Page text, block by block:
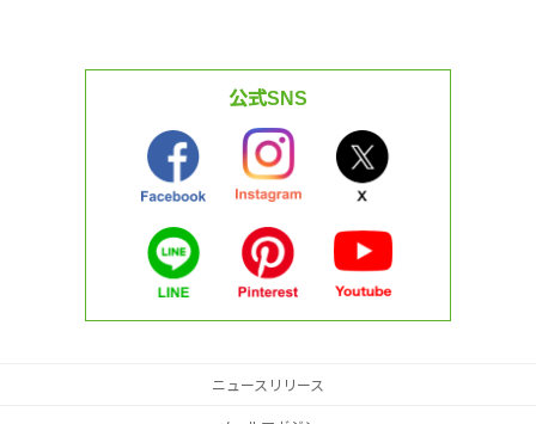
公式SNS
ニュースリリース